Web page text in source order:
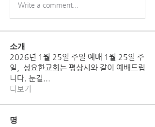
Write a comment...
소개
2026년 1월 25일 주일 예배 1월 25일 주
일, 성요한교회는 평상시와 같이 예배드립
니다. 눈길...
더보기
명